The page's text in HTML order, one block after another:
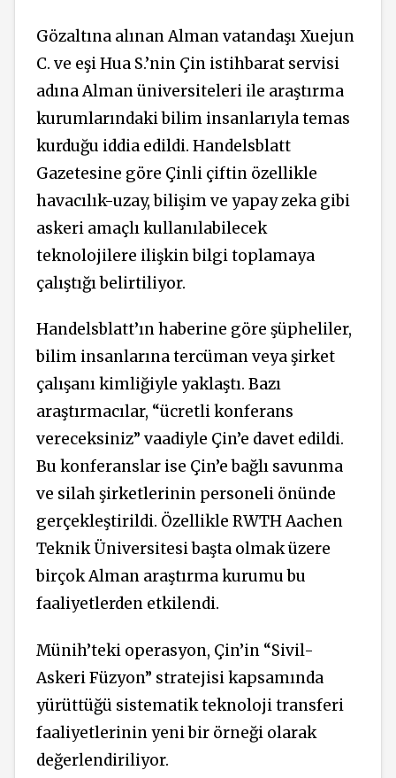
Gözaltına alınan Alman vatandaşı Xuejun
C. ve eşi Hua S.’nin Çin istihbarat servisi
adına Alman üniversiteleri ile araştırma
kurumlarındaki bilim insanlarıyla temas
kurduğu iddia edildi. Handelsblatt
Gazetesine göre Çinli çiftin özellikle
havacılık-uzay, bilişim ve yapay zeka gibi
askeri amaçlı kullanılabilecek
teknolojilere ilişkin bilgi toplamaya
çalıştığı belirtiliyor.
Handelsblatt’ın haberine göre şüpheliler,
bilim insanlarına tercüman veya şirket
çalışanı kimliğiyle yaklaştı. Bazı
araştırmacılar, “ücretli konferans
vereceksiniz” vaadiyle Çin’e davet edildi.
Bu konferanslar ise Çin’e bağlı savunma
ve silah şirketlerinin personeli önünde
gerçekleştirildi. Özellikle RWTH Aachen
Teknik Üniversitesi başta olmak üzere
birçok Alman araştırma kurumu bu
faaliyetlerden etkilendi.
Münih’teki operasyon, Çin’in “Sivil-
Askeri Füzyon” stratejisi kapsamında
yürüttüğü sistematik teknoloji transferi
faaliyetlerinin yeni bir örneği olarak
değerlendiriliyor.